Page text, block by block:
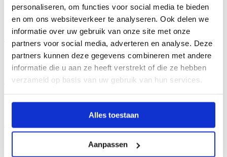
personaliseren, om functies voor social media te bieden
en om ons websiteverkeer te analyseren. Ook delen we
informatie over uw gebruik van onze site met onze
partners voor social media, adverteren en analyse. Deze
partners kunnen deze gegevens combineren met andere
informatie die u aan ze heeft verstrekt of die ze hebben
verzameld op basis van uw gebruik van hun services.
Alles toestaan
Aanpassen
Elektromagnetische golven stimuleren spierherstel
ALS
Elektromagnetische golven stimuleren spierherstel
Chronische pijnklachten
Elektromagnetische golven stimuleren spierherstel
Reumatoïde artritis
Elektromagnetische golven stimuleren spierherstel